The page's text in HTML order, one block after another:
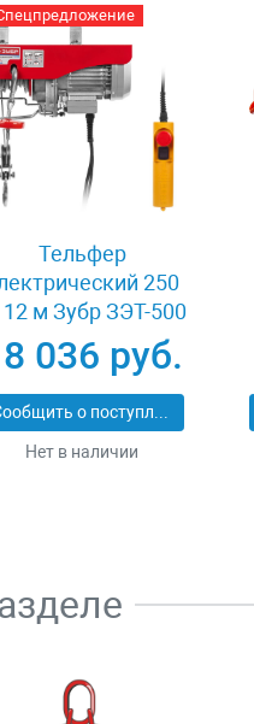
Тельфер
250
12 м Зубр ЗЭТ-500
036 руб.
Сообщить о поступлении
Нет в наличии